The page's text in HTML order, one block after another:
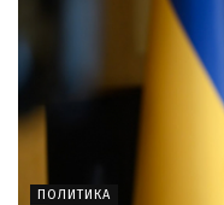
ПОЛИТИКА